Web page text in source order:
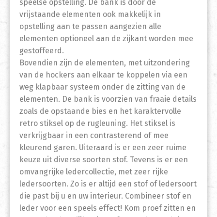
speelse opstelling. De bank is door de
vrijstaande elementen ook makkelijk in
opstelling aan te passen aangezien alle
elementen optioneel aan de zijkant worden mee
gestoffeerd.
Bovendien zijn de elementen, met uitzondering
van de hockers aan elkaar te koppelen via een
weg klapbaar systeem onder de zitting van de
elementen. De bank is voorzien van fraaie details
zoals de opstaande bies en het karaktervolle
retro stiksel op de rugleuning. Het stiksel is
verkrijgbaar in een contrasterend of mee
kleurend garen. Uiteraard is er een zeer ruime
keuze uit diverse soorten stof. Tevens is er een
omvangrijke ledercollectie, met zeer rijke
ledersoorten. Zo is er altijd een stof of ledersoort
die past bij u en uw interieur. Combineer stof en
leder voor een speels effect! Kom proef zitten en